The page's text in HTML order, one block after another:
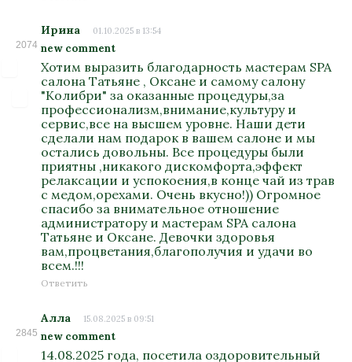
2074
Ирина 01.10.2025 в 13:54
new comment
Хотим выразить благодарность мастерам SPA
салона Татьяне , Оксане и самому салону
"Колибри" за оказанные процедуры,за
профессионализм,внимание,культуру и
сервис,все на высшем уровне. Наши дети
сделали нам подарок в вашем салоне и мы
остались довольны. Все процедуры были
приятны ,никакого дискомфорта,эффект
релаксации и успокоения,в конце чай из трав
с медом,орехами. Очень вкусно!)) Огромное
спасибо за внимательное отношение
администратору и мастерам SPA салона
Татьяне и Оксане. Девочки здоровья
вам,процветания,благополучия и удачи во
всем.!!!
Ответить
2845
Алла 15.08.2025 в 09:51
new comment
14.08.2025 года, посетила оздоровительный